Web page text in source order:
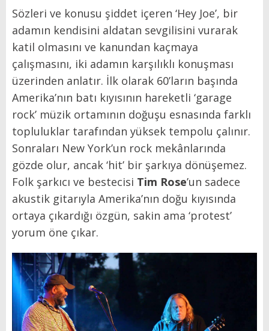
Sözleri ve konusu şiddet içeren ‘Hey Joe’, bir
adamın kendisini aldatan sevgilisini vurarak
katil olmasını ve kanundan kaçmaya
çalışmasını, iki adamın karşılıklı konuşması
üzerinden anlatır. İlk olarak 60’ların başında
Amerika’nın batı kıyısının hareketli ‘garage
rock’ müzik ortamının doğuşu esnasında farklı
topluluklar tarafından yüksek tempolu çalınır.
Sonraları New York’un rock mekânlarında
gözde olur, ancak ‘hit’ bir şarkıya dönüşemez.
Folk şarkıcı ve bestecisi Tim Rose’un sadece
akustik gitarıyla Amerika’nın doğu kıyısında
ortaya çıkardığı özgün, sakin ama ‘protest’
yorum öne çıkar.